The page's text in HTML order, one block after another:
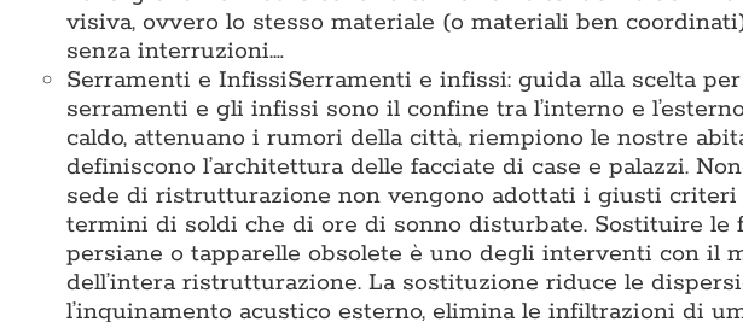
visiva, ovvero lo stesso materiale (o materiali ben
senza interruzioni.…
Serramenti e InfissiSerramenti e infissi: guida alla scelta
serramenti e gli infissi sono il confine tra l’interno e
caldo, attenuano i rumori della città, riempiono le nostre
definiscono l’architettura delle facciate di case e palazzi.
sede di ristrutturazione non vengono adottati i giusti
termini di soldi che di ore di sonno disturbate. Sostituire le
persiane o tapparelle obsolete è uno degli interventi con il
dell’intera ristrutturazione. La sostituzione riduce le
l’inquinamento acustico esterno, elimina le infiltrazioni di